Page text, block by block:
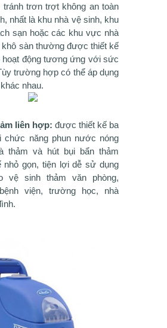
tránh trơn trợt không an toàn
nhất là khu nhà vệ sinh, khu
sạn hoặc các khu vực nhà
khô sàn thường được thiết kế
động tương ứng với sức
trường hợp có thể áp dụng
nhau.
liên hợp: được thiết kế ba
chức năng phun nước nóng
thảm và hút bụi bẩn thảm
nhỏ gọn, tiện lợi dễ sử dụng
vệ sinh thảm văn phòng,
viện, trường học, nhà